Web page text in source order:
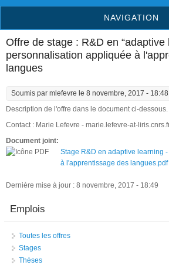
NAVIGATION
Offre de stage : R&D en “adaptive
personnalisation appliquée à
langues
Soumis par mlefevre le 8 novembre, 2017 - 18:48
Description de l'offre dans le document ci-dessous.
Contact : Marie Lefevre - marie.lefevre-at-
Document joint:
Stage R&D en adaptive learning
à l'apprentissage des langues.pdf
Dernière mise à jour : 8 novembre, 2017 - 18:49
Emplois
Toutes les offres
Stages
Thèses